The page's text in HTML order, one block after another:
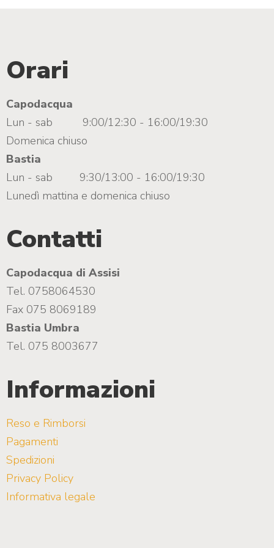
Orari
Capodacqua
Lun - sab
9:00/12:30 - 16:00/19:30
Domenica chiuso
Bastia
Lun - sab
9:30/13:00 - 16:00/19:30
Lunedì mattina e domenica chiuso
Contatti
Capodacqua di Assisi
Tel. 0758064530
Fax 075 8069189
Bastia Umbra
Tel. 075 8003677
Informazioni
Reso e Rimborsi
Pagamenti
Spedizioni
Privacy Policy
Informativa legale